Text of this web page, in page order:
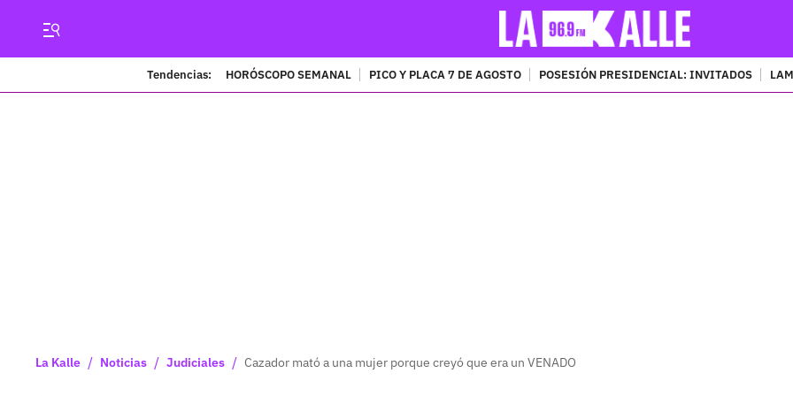
Tendencias: HORÓSCOPO SEMANAL PICO Y PLACA 7 DE AGOSTO POSESIÓN PRESIDENCIAL: INVITADOS
La Kalle / Noticias / Judiciales / Cazador mató a una mujer porque creyó que era un VENADO